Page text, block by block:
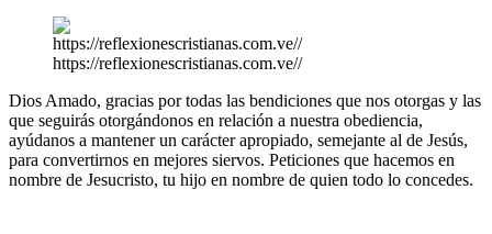
https://reflexionescristianas.com.ve//
Dios Amado, gracias por todas las bendiciones que nos otorgas y las
que seguirás otorgándonos en relación a nuestra obediencia,
ayúdanos a mantener un carácter apropiado, semejante al de Jesús,
para convertirnos en mejores siervos. Peticiones que hacemos en
nombre de Jesucristo, tu hijo en nombre de quien todo lo concedes.